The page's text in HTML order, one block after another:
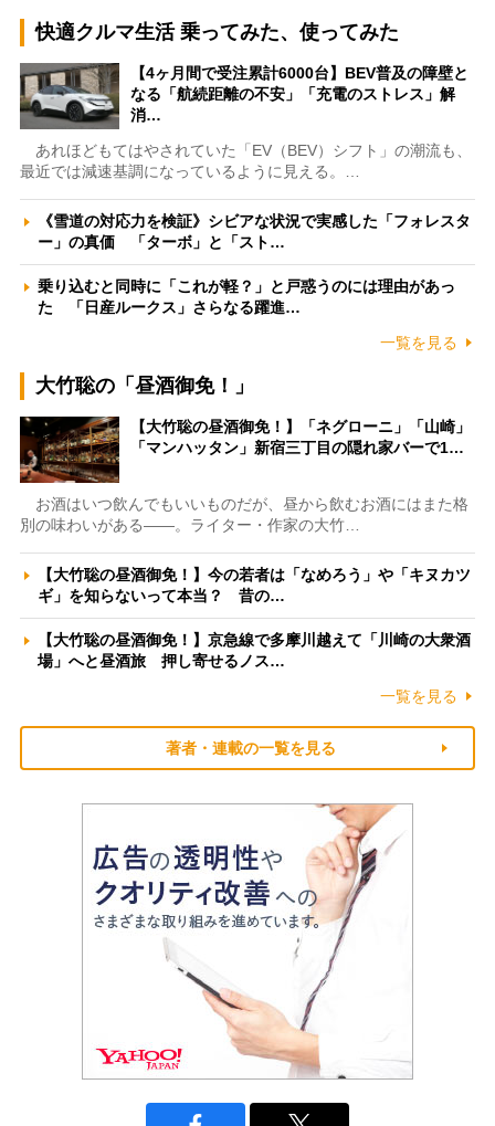
快適クルマ生活 乗ってみた、使ってみた
【4ヶ月間で受注累計6000台】BEV普及の障壁と
なる「航続距離の不安」「充電のストレス」解
消…
あれほどもてはやされていた「EV（BEV）シフト」の潮流も、
最近では減速基調になっているように見える。…
《雪道の対応力を検証》シビアな状況で実感した「フォレスタ
ー」の真価 「ターボ」と「スト…
乗り込むと同時に「これが軽？」と戸惑うのには理由があっ
た 「日産ルークス」さらなる躍進…
一覧を見る
大竹聡の「昼酒御免！」
【大竹聡の昼酒御免！】「ネグローニ」「山崎」
「マンハッタン」新宿三丁目の隠れ家バーで1…
お酒はいつ飲んでもいいものだが、昼から飲むお酒にはまた格
別の味わいがある――。ライター・作家の大竹…
【大竹聡の昼酒御免！】今の若者は「なめろう」や「キヌカツ
ギ」を知らないって本当？ 昔の…
【大竹聡の昼酒御免！】京急線で多摩川越えて「川崎の大衆酒
場」へと昼酒旅 押し寄せるノス…
一覧を見る
著者・連載の一覧を見る